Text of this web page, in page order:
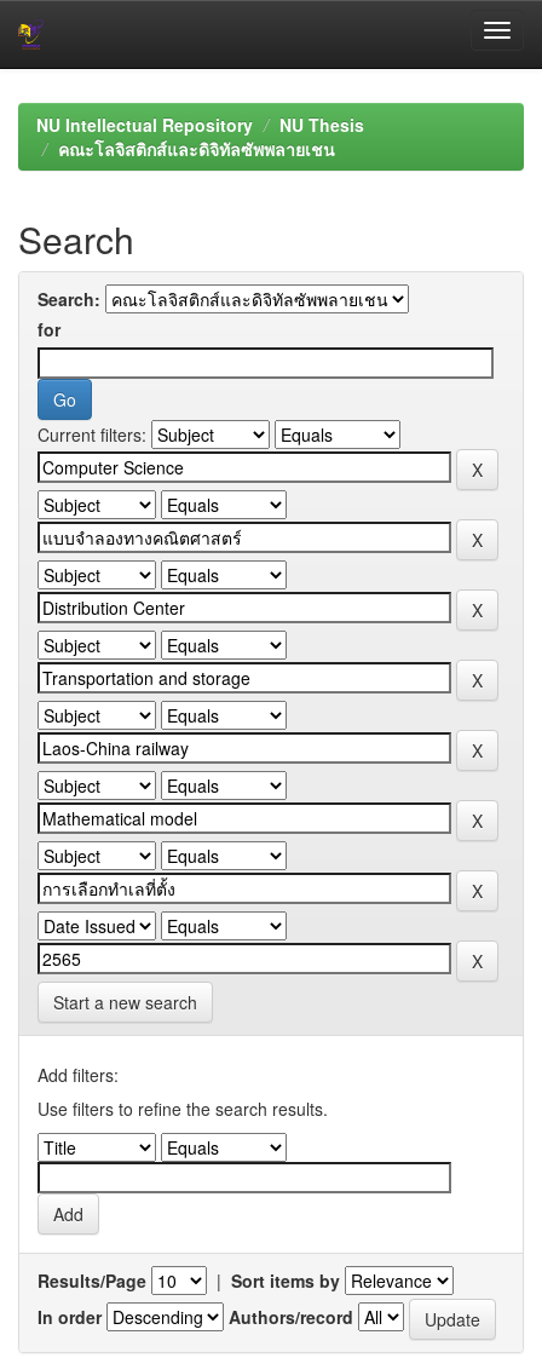
navigationNU Intellectual Repository
NU Thesis
คณะโลจิสติกส์และดิจิทัลซัพพลายเชน
Search
Search:
for
Current filters:
Start a new search
Add filters:
Use filters to refine the search results.
Results/Page | Sort items by
In order
Authors/record